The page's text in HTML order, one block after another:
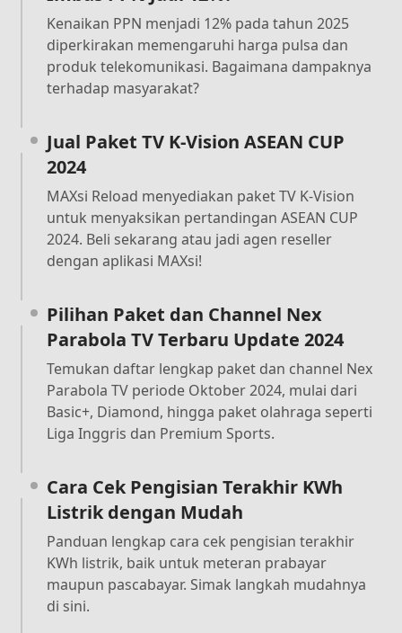
Kenaikan PPN menjadi 12% pada tahun 2025
diperkirakan memengaruhi harga pulsa dan
produk telekomunikasi. Bagaimana dampaknya
terhadap masyarakat?
Jual Paket TV K-Vision ASEAN CUP
2024
MAXsi Reload menyediakan paket TV K-Vision
untuk menyaksikan pertandingan ASEAN CUP
2024. Beli sekarang atau jadi agen reseller
dengan aplikasi MAXsi!
Pilihan Paket dan Channel Nex
Parabola TV Terbaru Update 2024
Temukan daftar lengkap paket dan channel Nex
Parabola TV periode Oktober 2024, mulai dari
Basic+, Diamond, hingga paket olahraga seperti
Liga Inggris dan Premium Sports.
Cara Cek Pengisian Terakhir KWh
Listrik dengan Mudah
Panduan lengkap cara cek pengisian terakhir
KWh listrik, baik untuk meteran prabayar
maupun pascabayar. Simak langkah mudahnya
di sini.